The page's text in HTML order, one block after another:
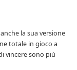
la sua versione
totale in gioco a
vincere sono più